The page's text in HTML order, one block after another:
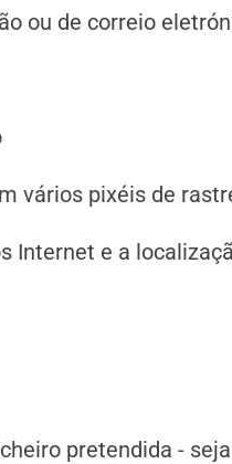
ou de correio
vários pixéis de
Internet e a
pretendida -